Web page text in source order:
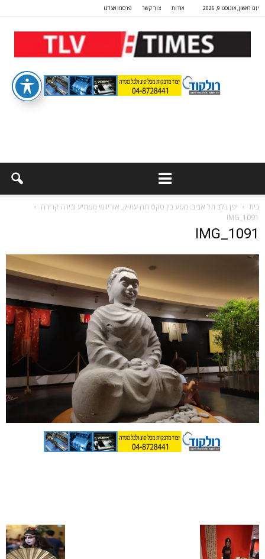
יום ראשון, אוגוסט 9, 2026 אודות צור קשר פרסמו אצלנו
בית
יפן בלב תל אביב: מסע בין טקס תה עתיק, אוריגמי מפתיע ובירה קרירה
IMG_1091
IMG_1091